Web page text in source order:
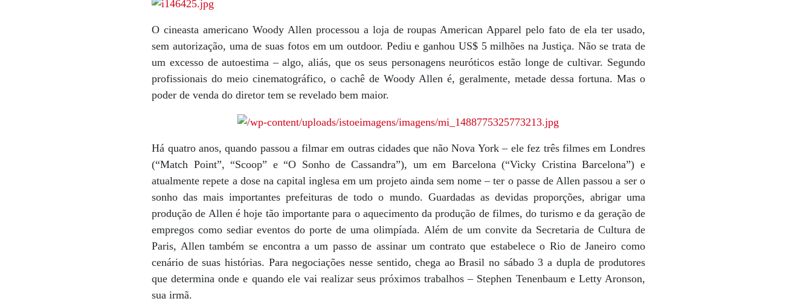
O cineasta americano Woody Allen processou a loja de roupas American Apparel pelo fato de ela ter usado,
sem autorização, uma de suas fotos em um outdoor. Pediu e ganhou US$ 5 milhões na Justiça. Não se trata de
um excesso de autoestima – algo, aliás, que os seus personagens neuróticos estão longe de cultivar. Segundo
profissionais do meio cinematográfico, o cachê de Woody Allen é, geralmente, metade dessa fortuna. Mas o
poder de venda do diretor tem se revelado bem maior.
Há quatro anos, quando passou a filmar em outras cidades que não Nova York – ele fez três filmes em Londres
(“Match Point”, “Scoop” e “O Sonho de Cassandra”), um em Barcelona (“Vicky Cristina Barcelona”) e
atualmente repete a dose na capital inglesa em um projeto ainda sem nome – ter o passe de Allen passou a ser o
sonho das mais importantes prefeituras de todo o mundo. Guardadas as devidas proporções, abrigar uma
produção de Allen é hoje tão importante para o aquecimento da produção de filmes, do turismo e da geração de
empregos como sediar eventos do porte de uma olimpíada. Além de um convite da Secretaria de Cultura de
Paris, Allen também se encontra a um passo de assinar um contrato que estabelece o Rio de Janeiro como
cenário de suas histórias. Para negociações nesse sentido, chega ao Brasil no sábado 3 a dupla de produtores
que determina onde e quando ele vai realizar seus próximos trabalhos – Stephen Tenenbaum e Letty Aronson,
sua irmã.